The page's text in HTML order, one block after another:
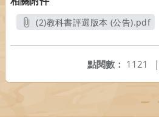
(2)教科書評選版本 (公告).pdf
點閱數： 1121 |